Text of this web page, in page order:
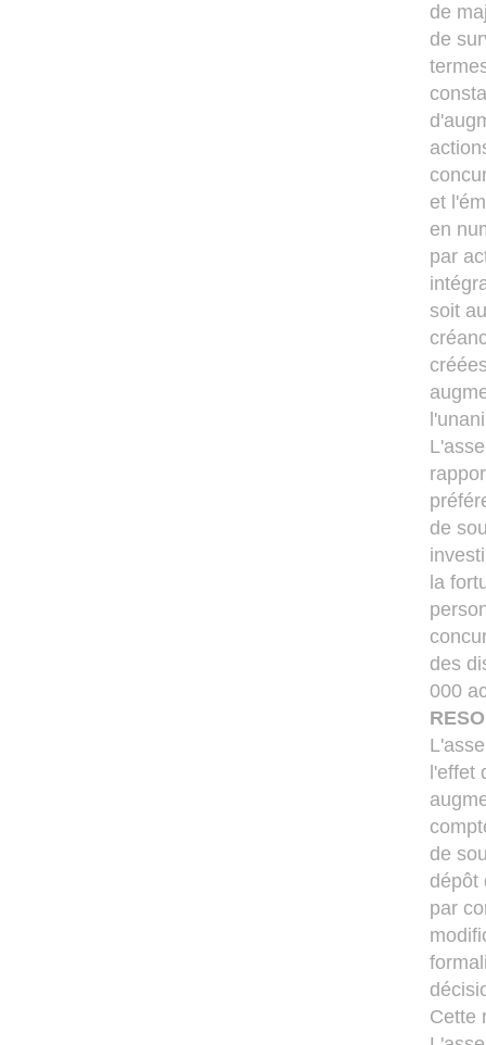
de
de
et
en
par
soit
de
la
des
000
l'effet
de
dépôt
par
Cette